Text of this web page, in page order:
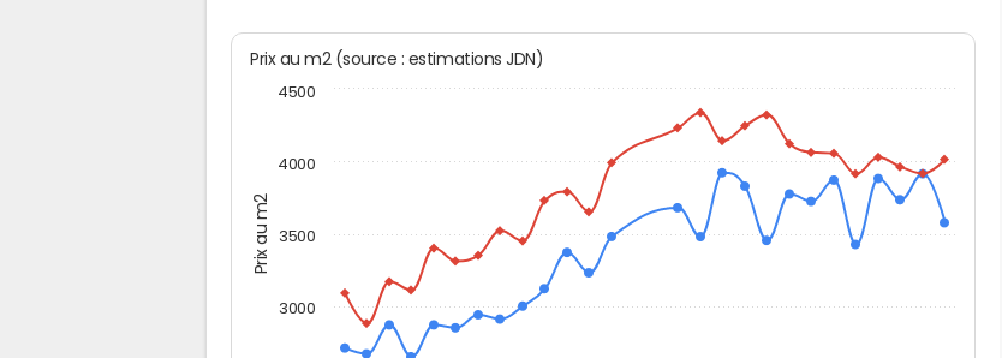
Prix au m2
Prix au m2 (source : estimations JDN)
3000
3500
4000
4500